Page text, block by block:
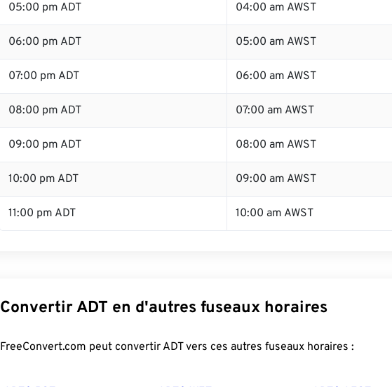
05:00 pm ADT 04:00 am AWST
06:00 pm ADT 05:00 am AWST
07:00 pm ADT 06:00 am AWST
08:00 pm ADT 07:00 am AWST
09:00 pm ADT 08:00 am AWST
10:00 pm ADT 09:00 am AWST
11:00 pm ADT 10:00 am AWST
Convertir ADT en d'autres fuseaux horaires
FreeConvert.com peut convertir ADT vers ces autres fuseaux horaires :